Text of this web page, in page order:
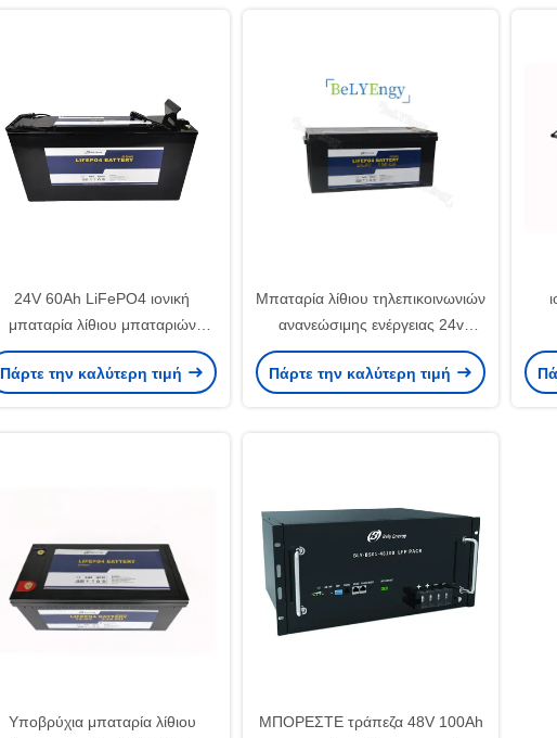
24V 60Ah LiFePO4 ιονική
μπαταρία λίθιου μπαταριών
θαλάσσια για τους πύργους
τηλεπικοινωνιών
Πάρτε την καλύτερη τιμή
Μπαταρία λίθιου τηλεπικοινωνιών
ανανεώσιμης ενέργειας 24v
180Ah για το ιατρικό εξοπλισμό
Πάρτε την καλύτερη τιμή
Υποβρύχια μπαταρία λίθιου
ΜΠΟΡΕΣΤΕ τράπεζα 48V 100Ah